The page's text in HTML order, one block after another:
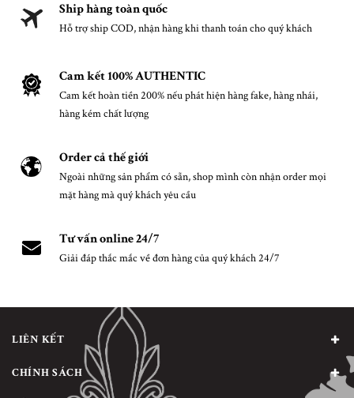
Ship hàng toàn quốc
Hỗ trợ ship COD, nhận hàng khi thanh toán cho quý khách
Cam kết 100% AUTHENTIC
Cam kết hoàn tiền 200% nếu phát hiện hàng fake, hàng nhái,
hàng kém chất lượng
Order cả thế giới
Ngoài những sản phẩm có sẵn, shop mình còn nhận order mọi
mặt hàng mà quý khách yêu cầu
Tư vấn online 24/7
Giải đáp thắc mắc về đơn hàng của quý khách 24/7
LIÊN KẾT
CHÍNH SÁCH